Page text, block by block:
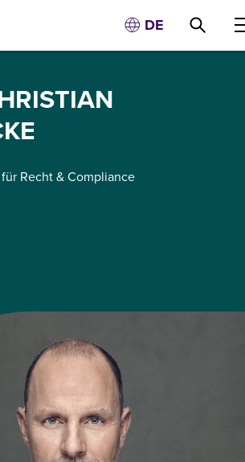
DE
Recht & Compliance